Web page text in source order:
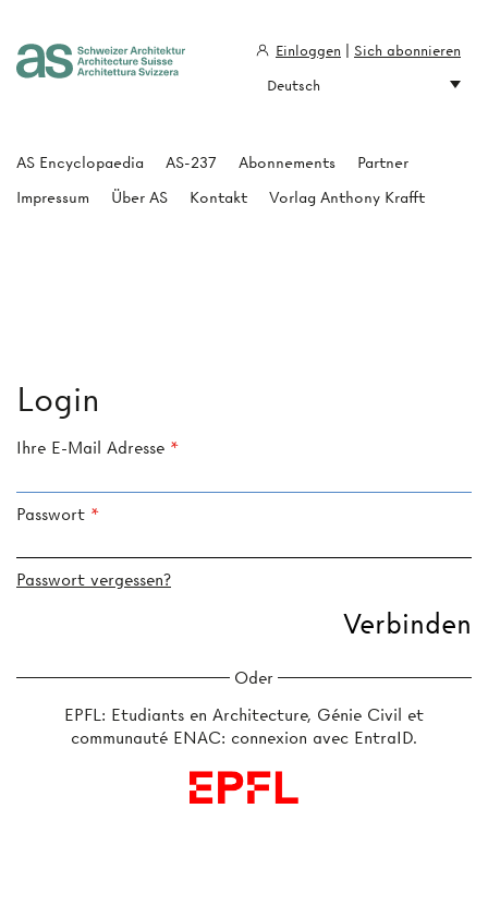
Login
Ihre E-Mail Adresse
Passwort
Passwort vergessen?
Oder
EPFL: Etudiants en Architecture, Génie Civil et
communauté ENAC: connexion avec EntraID.
AS Encyclopaedia AS-237 Abonnements
Partner
Impressum
Über AS Kontakt Vorlag Anthony Krafft
Einloggen
Sich abonnieren
Deutsch